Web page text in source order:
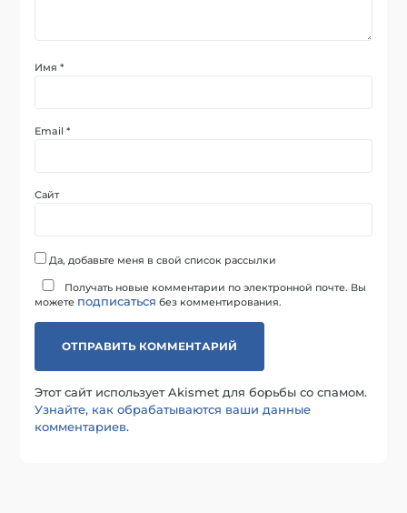
Имя*
Email*
Сайт
Да, добавьте меня в свой список рассылки
Получать новые комментарии по электронной почте. Вы
можете подписаться без комментирования.
Этот сайт использует Akismet для борьбы со спамом.
Узнайте, как обрабатываются ваши данные
комментариев.